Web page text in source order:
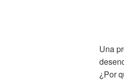
Una
¿Por